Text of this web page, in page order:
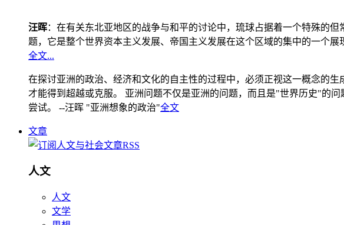
汪晖：在有关东北亚地区的战争与和平的讨论中，琉球占据着一个特殊的
题，它是整个世界资本主义发展、帝国主义发展在这个区域的集中的一个展
全文...
在探讨亚洲的政治、经济和文化的自主性的过程中，必须正视这一概念的
才能得到超越或克服。 亚洲问题不仅是亚洲的问题，而且是"世界历史"的
尝试。 --汪晖 "亚洲想象的政治"全文
文章
人文
人文
文学